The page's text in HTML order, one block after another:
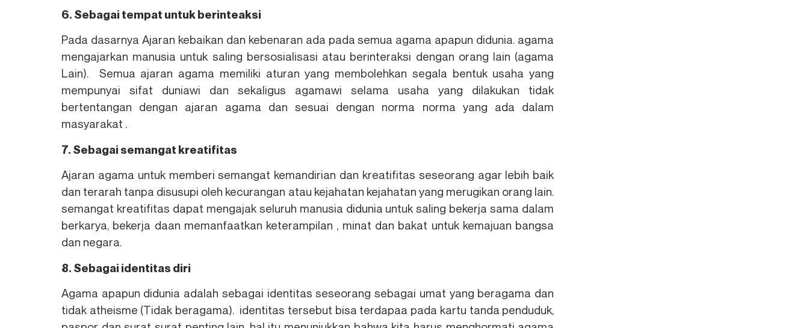
6. Sebagai tempat untuk berinteaksi
Pada dasarnya Ajaran kebaikan dan kebenaran ada pada semua agama apapun didunia. agama
mengajarkan manusia untuk saling bersosialisasi atau berinteraksi dengan orang lain (agama
Lain). Semua ajaran agama memiliki aturan yang membolehkan segala bentuk usaha yang
mempunyai sifat duniawi dan sekaligus agamawi selama usaha yang dilakukan tidak
bertentangan dengan ajaran agama dan sesuai dengan norma norma yang ada dalam
masyarakat .
7. Sebagai semangat kreatifitas
Ajaran agama untuk memberi semangat kemandirian dan kreatifitas seseorang agar lebih baik
dan terarah tanpa disusupi oleh kecurangan atau kejahatan kejahatan yang merugikan orang lain.
semangat kreatifitas dapat mengajak seluruh manusia didunia untuk saling bekerja sama dalam
berkarya, bekerja daan memanfaatkan keterampilan , minat dan bakat untuk kemajuan bangsa
dan negara.
8. Sebagai identitas diri
Agama apapun didunia adalah sebagai identitas seseorang sebagai umat yang beragama dan
tidak atheisme (Tidak beragama). identitas tersebut bisa terdapaa pada kartu tanda penduduk,